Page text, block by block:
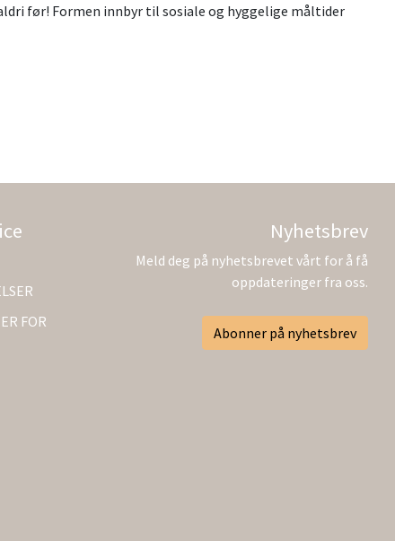
før! Formen innbyr til sosiale og hyggelige måltider
FOR
Nyhetsbrev
Meld deg på nyhetsbrevet vårt for å få
oppdateringer fra oss.
Abonner på nyhetsbrev